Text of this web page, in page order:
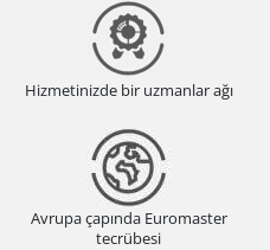
Hizmetinizde bir uzmanlar ağı
Avrupa çapında Euromaster
tecrübesi